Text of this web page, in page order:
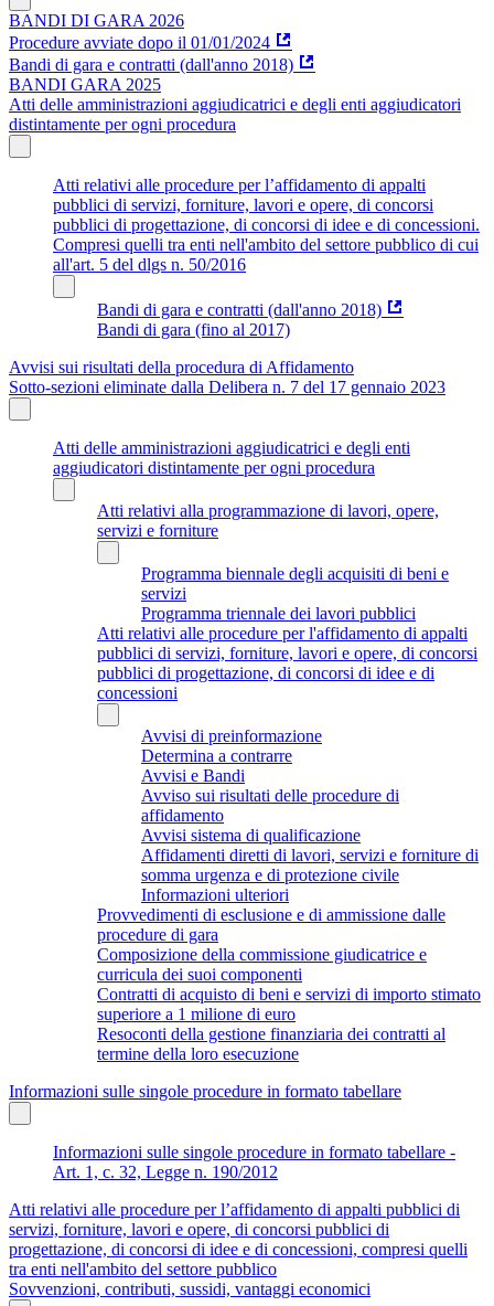
BANDI DI GARA 2026
Procedure avviate dopo il 01/01/2024
Bandi di gara e contratti (dall'anno 2018)
BANDI GARA 2025
Atti delle amministrazioni aggiudicatrici e degli enti aggiudicatori
distintamente per ogni procedura
Atti relativi alle procedure per l’affidamento di appalti
pubblici di servizi, forniture, lavori e opere, di concorsi
pubblici di progettazione, di concorsi di idee e di concessioni.
Compresi quelli tra enti nell'ambito del settore pubblico di cui
all'art. 5 del dlgs n. 50/2016
Bandi di gara e contratti (dall'anno 2018)
Bandi di gara (fino al 2017)
Avvisi sui risultati della procedura di Affidamento
Sotto-sezioni eliminate dalla Delibera n. 7 del 17 gennaio 2023
Atti delle amministrazioni aggiudicatrici e degli enti
aggiudicatori distintamente per ogni procedura
Atti relativi alla programmazione di lavori, opere,
servizi e forniture
Programma biennale degli acquisiti di beni e
servizi
Programma triennale dei lavori pubblici
Atti relativi alle procedure per l'affidamento di appalti
pubblici di servizi, forniture, lavori e opere, di concorsi
pubblici di progettazione, di concorsi di idee e di
concessioni
Avvisi di preinformazione
Determina a contrarre
Avvisi e Bandi
Avviso sui risultati delle procedure di
affidamento
Avvisi sistema di qualificazione
Affidamenti diretti di lavori, servizi e forniture di
somma urgenza e di protezione civile
Informazioni ulteriori
Provvedimenti di esclusione e di ammissione dalle
procedure di gara
Composizione della commissione giudicatrice e
curricula dei suoi componenti
Contratti di acquisto di beni e servizi di importo stimato
superiore a 1 milione di euro
Resoconti della gestione finanziaria dei contratti al
termine della loro esecuzione
Informazioni sulle singole procedure in formato tabellare
Informazioni sulle singole procedure in formato tabellare -
Art. 1, c. 32, Legge n. 190/2012
Atti relativi alle procedure per l’affidamento di appalti pubblici di
servizi, forniture, lavori e opere, di concorsi pubblici di
progettazione, di concorsi di idee e di concessioni, compresi quelli
tra enti nell'ambito del settore pubblico
Sovvenzioni, contributi, sussidi, vantaggi economici